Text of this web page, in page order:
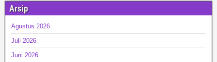
Arsip
Agustus 2026
Juli 2026
Juni 2026